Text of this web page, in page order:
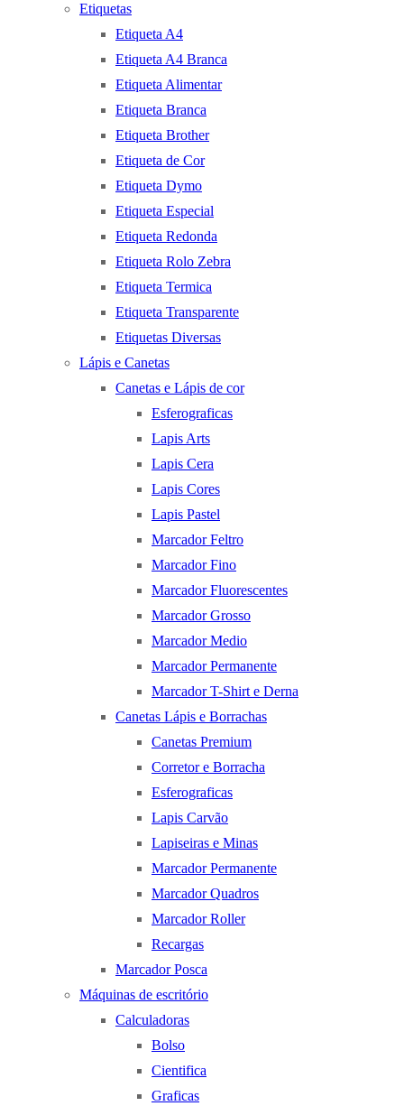
Etiquetas
Etiqueta A4
Etiqueta A4 Branca
Etiqueta Alimentar
Etiqueta Branca
Etiqueta Brother
Etiqueta de Cor
Etiqueta Dymo
Etiqueta Especial
Etiqueta Redonda
Etiqueta Rolo Zebra
Etiqueta Termica
Etiqueta Transparente
Etiquetas Diversas
Lápis e Canetas
Canetas e Lápis de cor
Esferograficas
Lapis Arts
Lapis Cera
Lapis Cores
Lapis Pastel
Marcador Feltro
Marcador Fino
Marcador Fluorescentes
Marcador Grosso
Marcador Medio
Marcador Permanente
Marcador T-Shirt e Derna
Canetas Lápis e Borrachas
Canetas Premium
Corretor e Borracha
Esferograficas
Lapis Carvão
Lapiseiras e Minas
Marcador Permanente
Marcador Quadros
Marcador Roller
Recargas
Marcador Posca
Máquinas de escritório
Calculadoras
Bolso
Cientifica
Graficas